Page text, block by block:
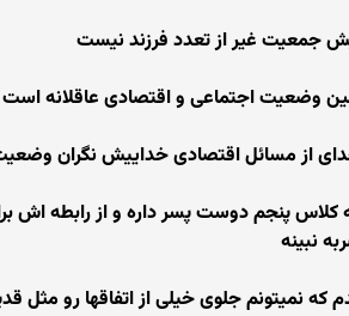
جمعیت غیر از تعدد فرزند نیست
وضعیت اجتماعی و اقتصادی عاقلانه است
از مسائل اقتصادی خداییش نگران
کلاس پنجم دوست پسر داره و از رابطه اش
نبینه
که نمیتونم جلوی خیلی از اتفاقها رو مثل